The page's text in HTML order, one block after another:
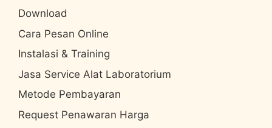
Download
Cara Pesan Online
Instalasi & Training
Jasa Service Alat Laboratorium
Metode Pembayaran
Request Penawaran Harga